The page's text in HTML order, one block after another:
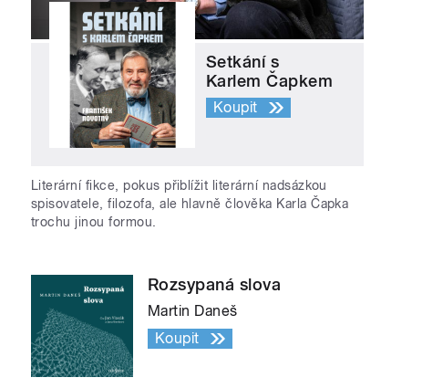
Setkání s
Karlem Čapkem
Koupit
Literární fikce, pokus přiblížit literární nadsázkou
spisovatele, filozofa, ale hlavně člověka Karla Čapka
trochu jinou formou.
Rozsypaná slova
Martin Daneš
Koupit